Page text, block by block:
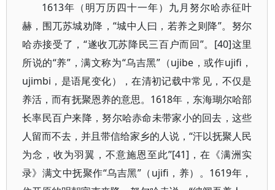
1613年（明万历四十一年）九月努尔哈赤征叶
赫，围兀苏城劝降，“城中人曰，若养之则降”。努尔
哈赤接受了，“遂收兀苏降民三百户而回”。[40]这里
所说的“养”，满文称为“乌吉黑”（ujibe，或作ujifi，
ujimbi，是语尾变化），在清初记载中常见，不仅是
养活，而有抚聚恩养的意思。1618年，东海瑚尔哈部
长率民百户来降，努尔哈赤命未带家小的回去，这些
人留而不去，并且带信给家乡的人说，“汗以抚聚人民
为念，收为羽翼，不意施恩至此”[41]，在《满洲实
录》满文中抚聚作“乌吉黑”（ujifi，养）。1619年，